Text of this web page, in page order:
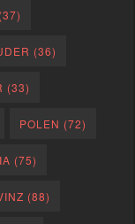
(37)
(36)
(33)
POLEN (72)
(75)
(88)